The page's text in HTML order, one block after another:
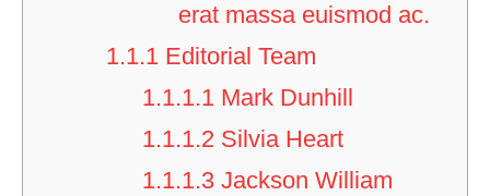
erat massa euismod ac.​
1.1.1 Editorial Team
1.1.1.1 Mark Dunhill
1.1.1.2 Silvia Heart
1.1.1.3 Jackson William